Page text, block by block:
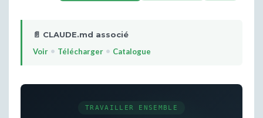
📄 CLAUDE.md associé
Voir • Télécharger • Catalogue
TRAVAILLER ENSEMBLE